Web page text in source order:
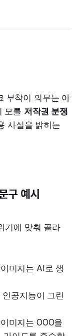
부착이 의무는 아
모를 저작권 분쟁
사실을 밝히는
구 예시
기에 맞춰 골라
미지는 AI로 생
공지능이 그린
미지는 OOO을